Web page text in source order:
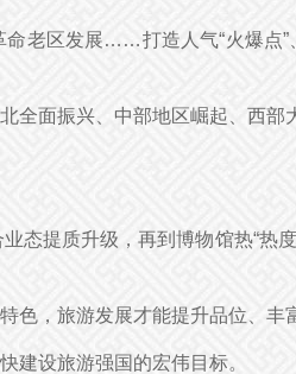
老区发展……打造人气“火爆点”
全面振兴、中部地区崛起、西部
提质升级，再到博物馆热“热
，旅游发展才能提升品位、丰
建设旅游强国的宏伟目标。